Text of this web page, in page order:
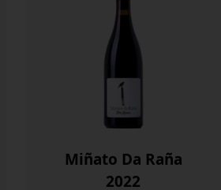
Miñato Da Raña
2022